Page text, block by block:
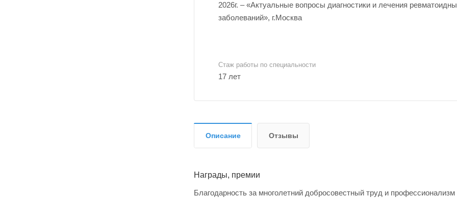
2026г. – «Актуальные вопросы диагностики и лечения
заболеваний», г.Москва
Стаж работы по специальности
17 лет
Описание Отзывы
Награды, премии
Благодарность за многолетний добросовестный труд и